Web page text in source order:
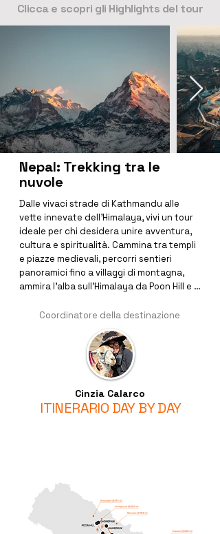
Clicca e scopri gli Highlights del tour
Nepal: Trekking tra le
nuvole
Dalle vivaci strade di Kathmandu alle
vette innevate dell'Himalaya, vivi un tour
ideale per chi desidera unire avventura,
cultura e spiritualità. Cammina tra templi
e piazze medievali, percorri sentieri
panoramici fino a villaggi di montagna,
ammira l’alba sull’Himalaya da Poon Hill e
Phewa a Pokhara. Un viaggio completo nel
mozzafiato e tradizioni millenarie.
Coordinatore della destinazione
Cinzia Calarco
ITINERARIO DAY BY DAY